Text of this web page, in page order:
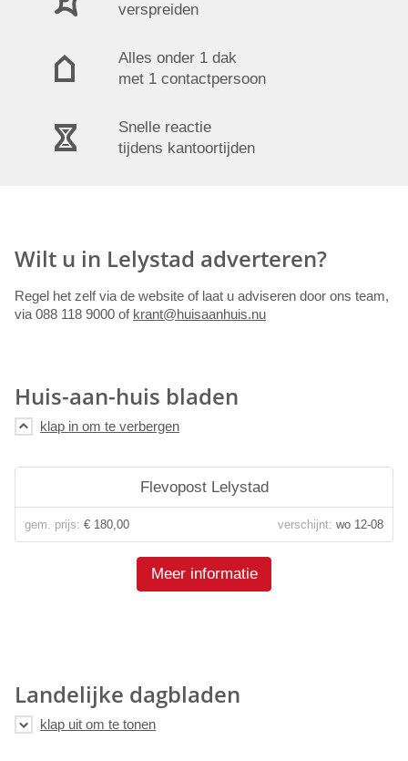
verspreiden
Alles onder 1 dak
met 1 contactpersoon
Snelle reactie
tijdens kantoortijden
Wilt u in Lelystad adverteren?
Regel het zelf via de website of laat u adviseren door ons team,
via 088 118 9000 of krant@huisaanhuis.nu
Huis-aan-huis bladen
Flevopost Lelystad
gem. prijs: € 180,00 verschijnt: wo 12-08
Meer informatie
Landelijke dagbladen